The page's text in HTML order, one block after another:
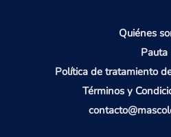
Quiénes
Pauta
Política de tratamiento
Términos y